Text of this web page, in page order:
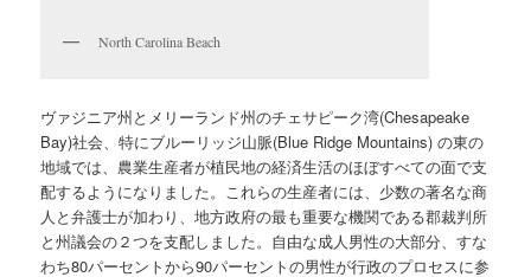
North Carolina Beach
ヴァジニア州とメリーランド州のチェサピーク湾(Chesapeake
Bay)社会、特にブルーリッジ山脈(Blue Ridge Mountains) の東の
地域では、農業生産者が植民地の経済生活のほぼすべての面で支
配するようになりました。これらの生産者には、少数の著名な商
人と弁護士が加わり、地方政府の最も重要な機関である郡裁判所
と州議会の２つを支配しました。自由な成人男性の大部分、すな
わち80パーセントから90パーセントの男性が行政のプロセスに参